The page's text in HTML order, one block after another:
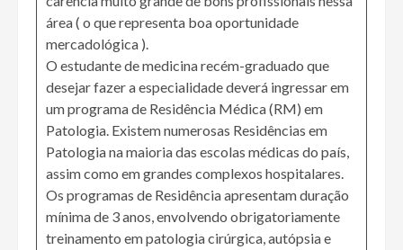
área ( o que representa boa oportunidade
mercadológica ).
O estudante de medicina recém-graduado que
desejar fazer a especialidade deverá ingressar em
um programa de Residência Médica (RM) em
Patologia. Existem numerosas Residências em
Patologia na maioria das escolas médicas do país,
assim como em grandes complexos hospitalares.
Os programas de Residência apresentam duração
mínima de 3 anos, envolvendo obrigatoriamente
treinamento em patologia cirúrgica, autópsia e